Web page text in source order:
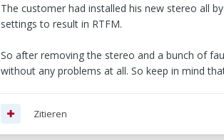
The customer had installed his new stereo all
settings to result in RTFM.
So after removing the stereo and a bunch of
without any problems at all. So keep in mind
Zitieren